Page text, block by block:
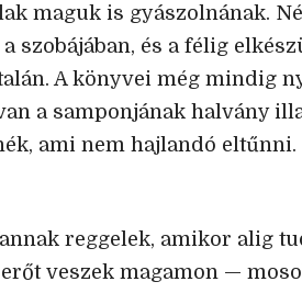
maguk is gyászolnának.
szobájában, és a félig
A könyvei még mindig
a samponjának halvány
ami nem hajlandó eltűnni.
reggelek, amikor alig
veszek magamon —